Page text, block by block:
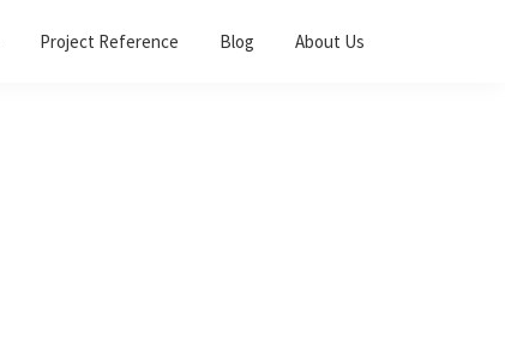
Project Reference Blog About Us